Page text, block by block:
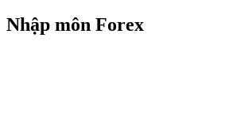
Nhập môn Forex